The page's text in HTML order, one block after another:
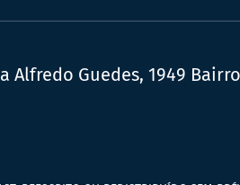
Alfredo Guedes, 1949